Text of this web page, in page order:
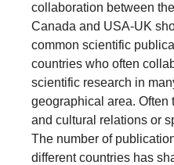
collaboration between
Canada and USA-UK
common scientific
countries who often
scientific research in
geographical area. Often
and cultural relations or
The number of
different countries has